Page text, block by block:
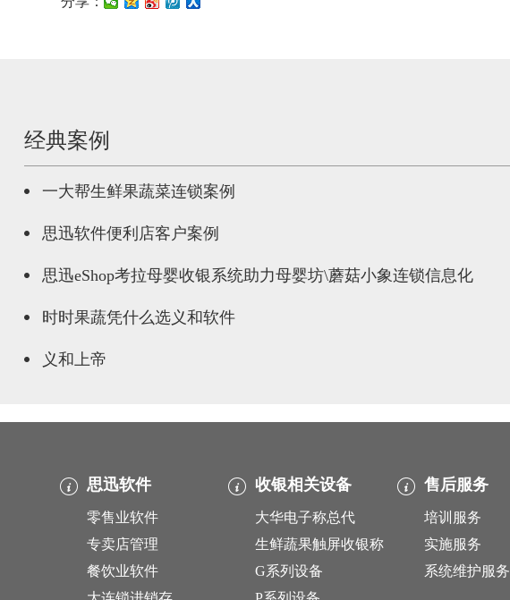
经典案例
一大帮生鲜果蔬菜连锁案例
思迅软件便利店客户案例
思迅eShop考拉母婴收银系统助力母婴坊\蘑菇小象连锁信息化
时时果蔬凭什么选义和软件
义和上帝
思迅软件
零售业软件
专卖店管理
餐饮业软件
收银相关设备
大华电子称总代
生鲜蔬果触屏收银称
G系列设备
售后服务
培训服务
实施服务
系统维护服务